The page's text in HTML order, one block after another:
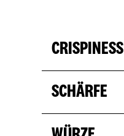
CRISPINESS
SCHÄRFE